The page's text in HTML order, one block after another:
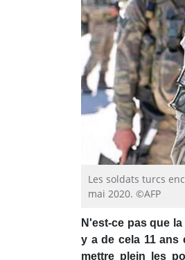
Les soldats turcs
mai 2020. ©AFP
N'est-ce pas que
y a de cela 11 ans
mettre plein les